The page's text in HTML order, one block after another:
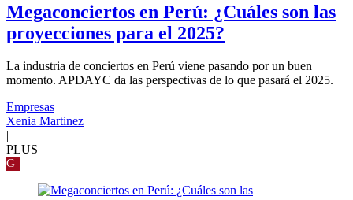
Megaconciertos en Perú: ¿Cuáles son las
proyecciones para el 2025?
La industria de conciertos en Perú viene pasando por un buen
momento. APDAYC da las perspectivas de lo que pasará el 2025.
Empresas
Xenia Martinez
PLUS
G